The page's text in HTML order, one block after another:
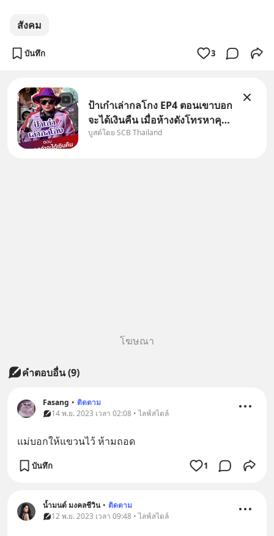
สังคม
บันทึก 3
ป้าเก๋าเล่ากลโกง EP4 ตอนเขาบอก
จะได้เงินคืน เมื่อห้างดังโทรหาคุณ
วิยะดา แจ้งเรื่องเคลมสินค้าแล้ว
บูสต์โดย SCB Thailand
โฆษณา
คำตอบอื่น(9)
Fasang • ติดตาม
14 พ.ย. 2023 เวลา 02:08 • ไลฟ์สไตล์
แม่บอกให้แขวนไว้ ห้ามถอด
บันทึก 1
น้ำมนต์ มงคลชีวิน • ติดตาม
12 พ.ย. 2023 เวลา 09:48 • ไลฟ์สไตล์